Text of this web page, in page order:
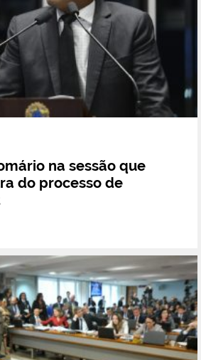
na sessão que
do processo de